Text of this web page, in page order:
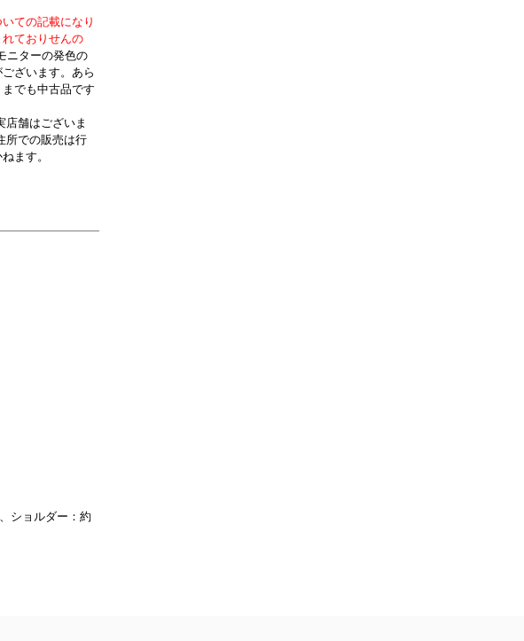
ての記載になり
ておりせんの
ニターの発色の
ざいます。あら
でも中古品です
店舗はございま
所での販売は行
ます。
ショルダー：約